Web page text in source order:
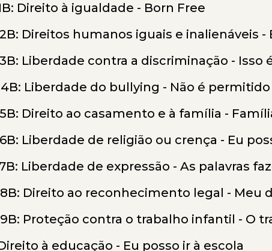
Direito à igualdade - Born Free
Direitos humanos iguais e inalienáveis
Liberdade contra a discriminação - Isso
4B: Liberdade do bullying - Não é
Direito ao casamento e à família -
Liberdade de religião ou crença - Eu
Liberdade de expressão - As palavras
Direito ao reconhecimento legal - Meu
Proteção contra o trabalho infantil - O
à educação - Eu posso ir à escola